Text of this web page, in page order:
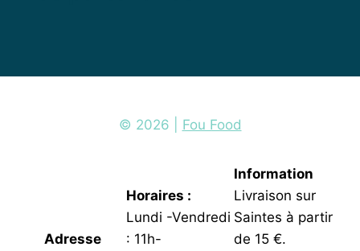
© 2026 | Fou Food
Adresse
Horaires :
Lundi -Vendredi
: 11h-
Information
Livraison sur
Saintes à partir
de 15 €.